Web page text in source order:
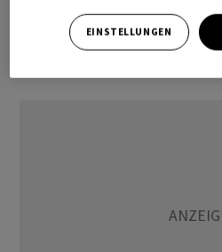
genutzt./tob/DP/nas
EINSTELLUNGEN